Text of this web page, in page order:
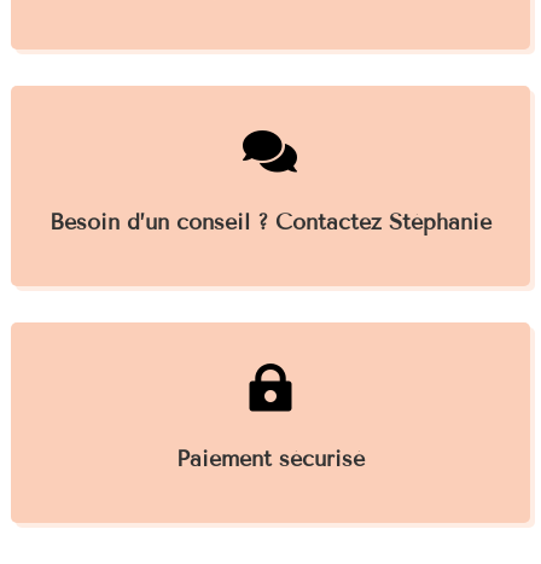

Besoin d’un conseil ? Contactez Stéphanie

Paiement sécurisé